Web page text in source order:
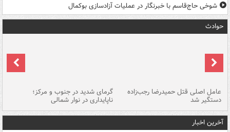
شوخی حاج‌قاسم با خبرنگار در عملیات آزادسازی بوکمال
حوادث
عامل اصلی قتل حمیدرضا رجب‌زاده
دستگیر شد
گرمای شدید در جنوب و مرکز؛
ناپایداری در نوار شمالی
آخرین اخبار